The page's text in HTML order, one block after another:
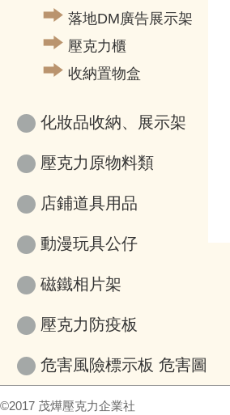
落地DM廣告展示架
壓克力櫃
收納置物盒
化妝品收納、展示架
壓克力原物料類
店鋪道具用品
動漫玩具公仔
磁鐵相片架
壓克力防疫板
危害風險標示板 危害圖
示
©2017 茂燁壓克力企業社